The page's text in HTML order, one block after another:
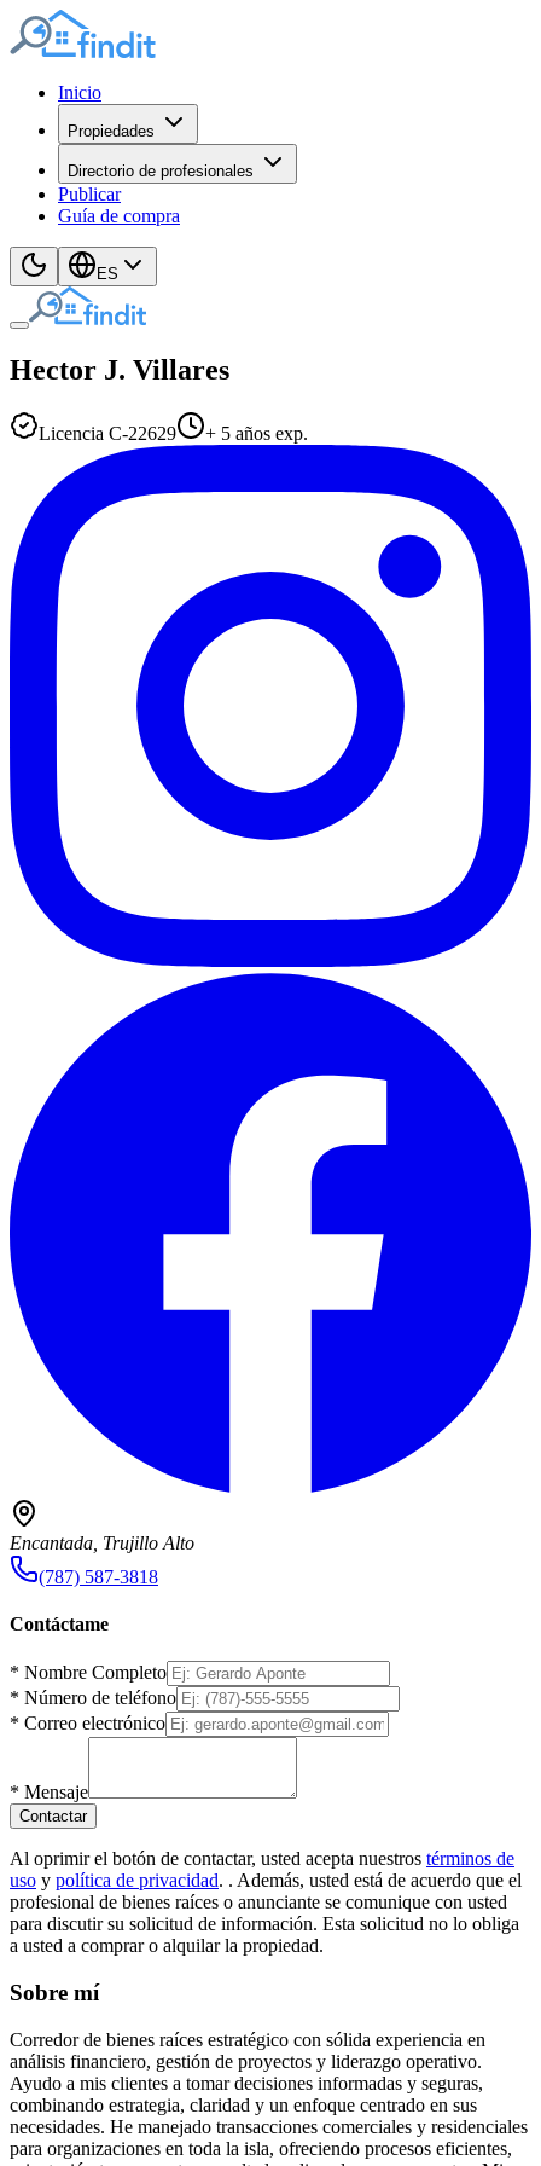
Inicio
Propiedades
Directorio de profesionales
Publicar
Guía de compra
ES
Hector J. Villares
Licencia C-22629 + 5 años exp.
Encantada, Trujillo Alto
(787) 587-3818
Contáctame
* Nombre Completo
* Número de teléfono
* Correo electrónico
* Mensaje
Contactar
Al oprimir el botón de contactar, usted acepta nuestros términos de
uso y política de privacidad. . Además, usted está de acuerdo que el
profesional de bienes raíces o anunciante se comunique con usted
para discutir su solicitud de información. Esta solicitud no lo obliga
a usted a comprar o alquilar la propiedad.
Sobre mí
Corredor de bienes raíces estratégico con sólida experiencia en
análisis financiero, gestión de proyectos y liderazgo operativo.
Ayudo a mis clientes a tomar decisiones informadas y seguras,
combinando estrategia, claridad y un enfoque centrado en sus
necesidades. He manejado transacciones comerciales y residenciales
para organizaciones en toda la isla, ofreciendo procesos eficientes,